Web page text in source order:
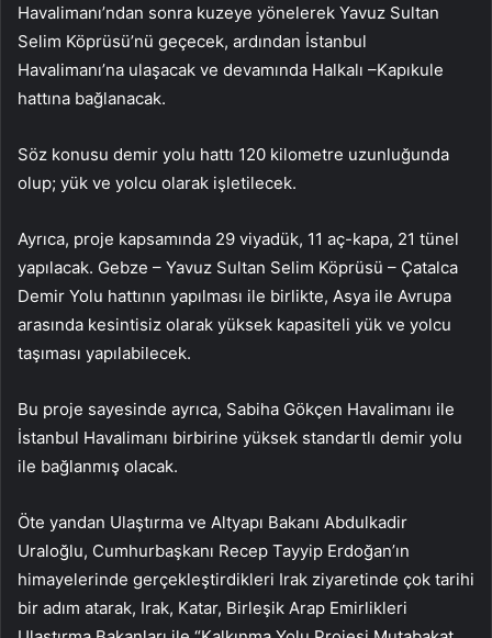
Havalimanı’ndan sonra kuzeye yönelerek Yavuz Sultan
Selim Köprüsü’nü geçecek, ardından İstanbul
Havalimanı’na ulaşacak ve devamında Halkalı –Kapıkule
hattına bağlanacak.
Söz konusu demir yolu hattı 120 kilometre uzunluğunda
olup; yük ve yolcu olarak işletilecek.
Ayrıca, proje kapsamında 29 viyadük, 11 aç-kapa, 21 tünel
yapılacak. Gebze – Yavuz Sultan Selim Köprüsü – Çatalca
Demir Yolu hattının yapılması ile birlikte, Asya ile Avrupa
arasında kesintisiz olarak yüksek kapasiteli yük ve yolcu
taşıması yapılabilecek.
Bu proje sayesinde ayrıca, Sabiha Gökçen Havalimanı ile
İstanbul Havalimanı birbirine yüksek standartlı demir yolu
ile bağlanmış olacak.
Öte yandan Ulaştırma ve Altyapı Bakanı Abdulkadir
Uraloğlu, Cumhurbaşkanı Recep Tayyip Erdoğan’ın
himayelerinde gerçekleştirdikleri Irak ziyaretinde çok tarihi
bir adım atarak, Irak, Katar, Birleşik Arap Emirlikleri